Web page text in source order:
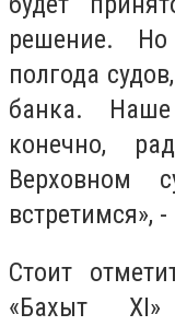
решение.
полгода
банка.
конечно,
встретимся»,
Стоит
«Бахыт ХI»